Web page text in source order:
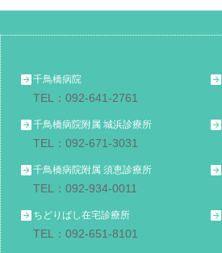
千鳥橋病院
TEL：092-641-2761
千鳥橋病院附属 城浜診療所
TEL：092-671-3031
千鳥橋病院附属 須恵診療所
TEL：092-934-0011
ちどりばし在宅診療所
TEL：092-651-8101